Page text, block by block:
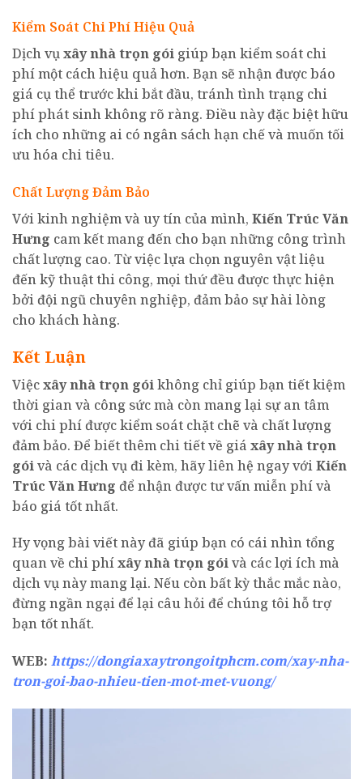
Kiểm Soát Chi Phí Hiệu Quả
Dịch vụxây nhàtrọn gói giúp bạn kiểm soát chi
phí một cách hiệu quả hơn. Bạn sẽ nhận được báo
giá cụ thể trước khi bắt đầu, tránh tình trạng chi
phí phát sinh không rõ ràng. Điều này đặc biệt hữu
ích cho những ai có ngân sách hạn chế và muốn tối
ưu hóa chi tiêu.
Chất Lượng Đảm Bảo
Với kinh nghiệm và uy tín của mình, Kiến Trúc Văn
Hưng cam kết mang đến cho bạn những công trình
chất lượng cao. Từ việc lựa chọn nguyên vật liệu
đến kỹ thuật thi công, mọi thứ đều được thực hiện
bởi đội ngũ chuyên nghiệp, đảm bảo sự hài lòng
cho khách hàng.
Kết Luận
Việcxây nhàtrọn góikhông chỉ giúp bạn tiết kiệm
thời gian và công sức mà còn mang lại sự an tâm
với chi phí được kiểm soát chặt chẽ và chất lượng
đảm bảo. Để biết thêm chi tiết về giá xây nhàtrọn
góivà các dịch vụ đi kèm, hãy liên hệ ngay vớiKiến
Trúc Văn Hưng để nhận được tư vấn miễn phí và
báo giá tốt nhất.
Hy vọng bài viết này đã giúp bạn có cái nhìn tổng
quan về chi phíxây nhàtrọn góivà các lợi ích mà
dịch vụ này mang lại. Nếu còn bất kỳ thắc mắc nào,
đừng ngần ngại để lại câu hỏi để chúng tôi hỗ trợ
bạn tốt nhất.
WEB: https://dongiaxaytrongoitphcm.com/xay-nha-
tron-goi-bao-nhieu-tien-mot-met-vuong/